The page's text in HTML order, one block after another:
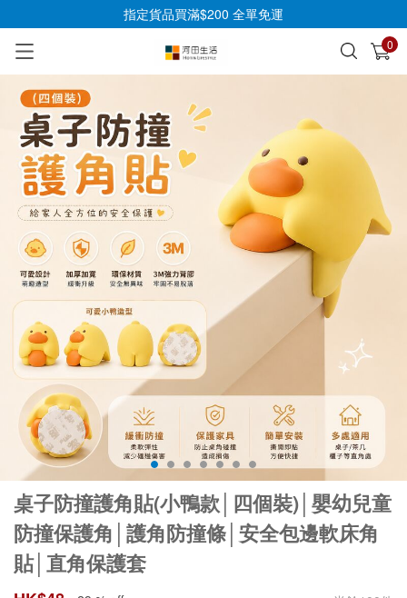
指定貨品買滿$200 全單免運
0
已加入購物車 查看
桌子防撞護角貼(小鴨款│四個裝)│嬰幼兒童
防撞保護角│護角防撞條│安全包邊軟床角
貼│直角保護套